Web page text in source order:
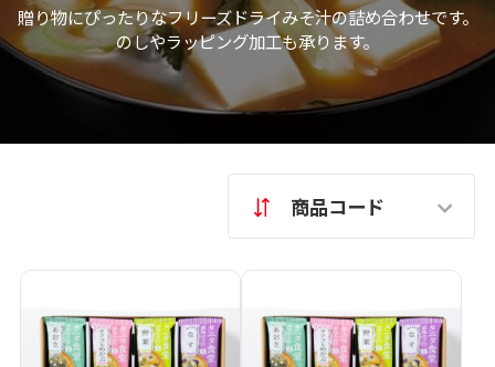
贈り物にぴったりなフリーズドライみそ汁の詰め合わせです。
のしやラッピング加工も承ります。
商品コード